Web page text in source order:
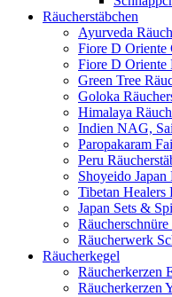
Räucherstäbchen
Ayurveda
Fiore D Oriente
Fiore D Oriente
Green Tree
Goloka
Himalaya
Indien NAG,
Paropakaram
Peru
Shoyeido Japan
Tibetan Healers
Japan Sets &
Räucherwerk
Räucherkegel
Räucherkerzen
Räucherkerzen